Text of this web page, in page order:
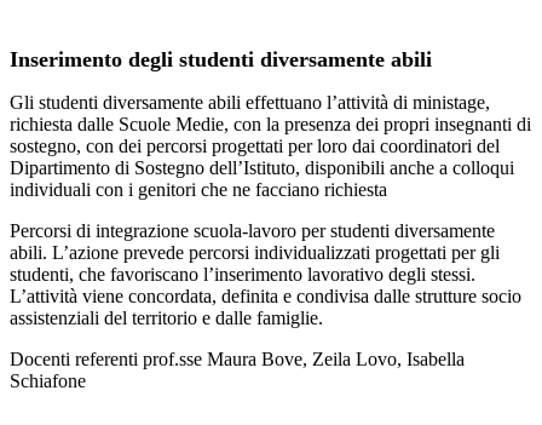
Inserimento degli studenti diversamente abili
Gli studenti diversamente abili effettuano l’attività di ministage,
richiesta dalle Scuole Medie, con la presenza dei propri insegnanti di
sostegno, con dei percorsi progettati per loro dai coordinatori del
Dipartimento di Sostegno dell’Istituto, disponibili anche a colloqui
individuali con i genitori che ne facciano richiesta
Percorsi di integrazione scuola-lavoro per studenti diversamente
abili. L’azione prevede percorsi individualizzati progettati per gli
studenti, che favoriscano l’inserimento lavorativo degli stessi.
L’attività viene concordata, definita e condivisa dalle strutture socio
assistenziali del territorio e dalle famiglie.
Docenti referenti prof.sse Maura Bove, Zeila Lovo, Isabella
Schiafone